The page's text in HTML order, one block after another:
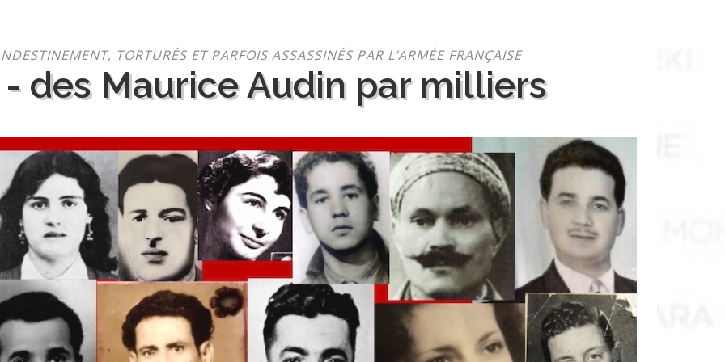
TORTURÉS ET PARFOIS ASSASSINÉS PAR L’ARMÉE FRANÇAISE
des Maurice Audin par milliers